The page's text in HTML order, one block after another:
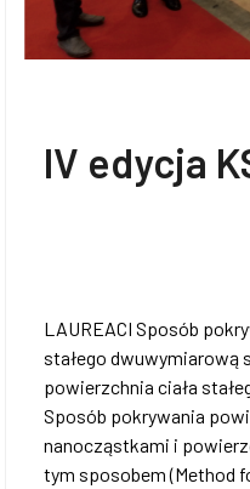
IV edycja
LAUREACI Sposób
stałego dwuwymiarową
powierzchnia ciała
Sposób pokrywania
nanocząstkami i
tym sposobem (Method